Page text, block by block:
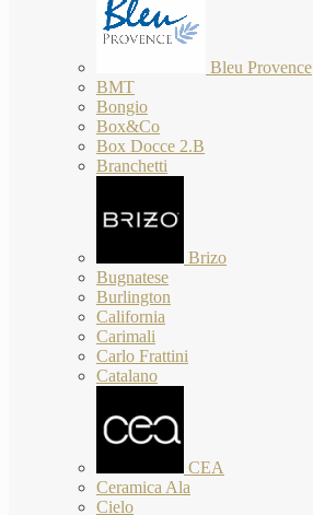
Bleu Provence
BMT
Bongio
Box&Co
Box Docce 2.B
Branchetti
Brizo
Bugnatese
Burlington
California
Carimali
Carlo Frattini
Catalano
CEA
Ceramica Ala
Cielo